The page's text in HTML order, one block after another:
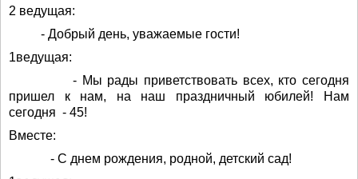
2 ведущая:
- Добрый день, уважаемые гости!
1ведущая:
- Мы рады приветствовать всех, кто сегодня
пришел к нам, на наш праздничный юбилей! Нам
сегодня - 45!
Вместе:
- С днем рождения, родной, детский сад!